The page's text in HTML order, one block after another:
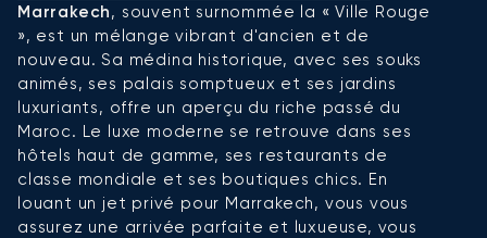
Marrakech, souvent surnommée la « Ville Rouge
», est un mélange vibrant d'ancien et de
nouveau. Sa médina historique, avec ses souks
animés, ses palais somptueux et ses jardins
luxuriants, offre un aperçu du riche passé du
Maroc. Le luxe moderne se retrouve dans ses
hôtels haut de gamme, ses restaurants de
classe mondiale et ses boutiques chics. En
louant un jet privé pour Marrakech, vous vous
assurez une arrivée parfaite et luxueuse, vous